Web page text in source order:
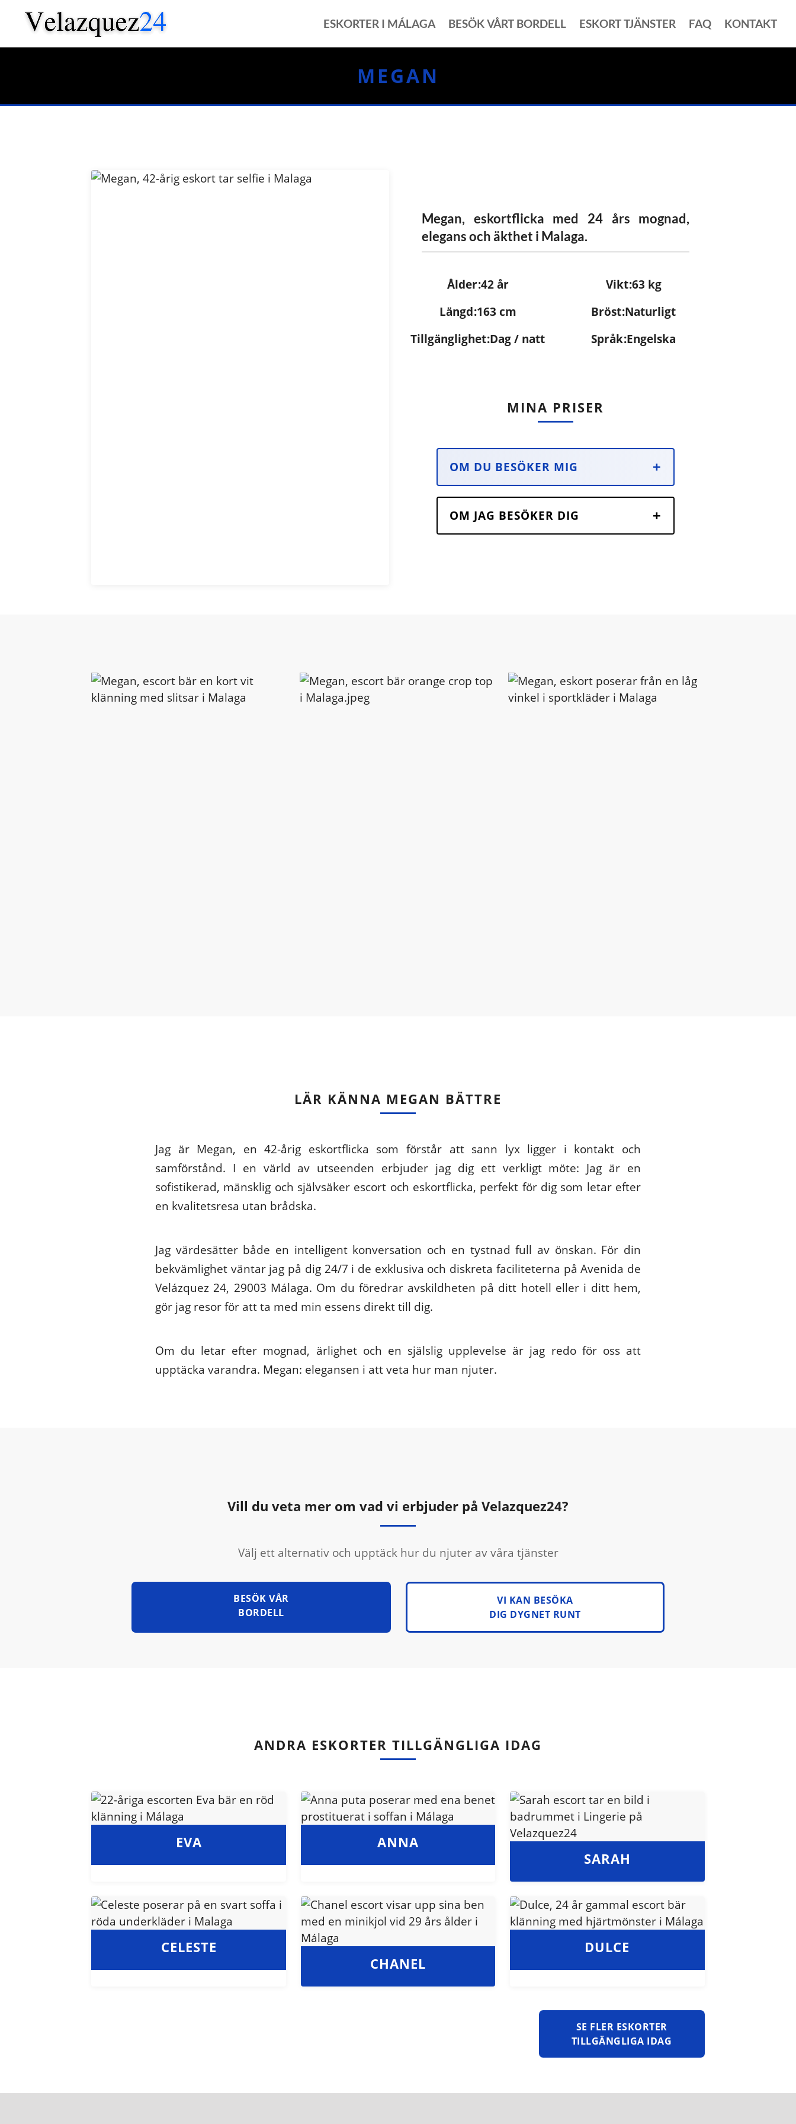
ESKORTER I MÁLAGA BESÖK VÅRT BORDELL ESKORT TJÄNSTER FAQ KONTAKT
MEGAN
Megan, eskortflicka med 24 års mognad,
elegans och äkthet i Malaga.
Ålder 42 år Vikt 63 kg
Längd 163 cm Bröst Naturligt
Tillgänglighet Dag / natt Språk Engelska
MINA PRISER
OM DU BESÖKER MIG
OM JAG BESÖKER DIG
LÄR KÄNNA MEGAN BÄTTRE
Jag är Megan, en 42-årig eskortflicka som förstår att sann lyx ligger i kontakt och
samförstånd. I en värld av utseenden erbjuder jag dig ett verkligt möte: Jag är en
sofistikerad, mänsklig och självsäker escort och eskortflicka, perfekt för dig som letar efter
en kvalitetsresa utan brådska.
Jag värdesätter både en intelligent konversation och en tystnad full av önskan. För din
bekvämlighet väntar jag på dig 24/7 i de exklusiva och diskreta faciliteterna på Avenida de
Velázquez 24, 29003 Málaga. Om du föredrar avskildheten på ditt hotell eller i ditt hem,
gör jag resor för att ta med min essens direkt till dig.
Om du letar efter mognad, ärlighet och en själslig upplevelse är jag redo för oss att
upptäcka varandra. Megan: elegansen i att veta hur man njuter.
Vill du veta mer om vad vi erbjuder på Velazquez24?
Välj ett alternativ och upptäck hur du njuter av våra tjänster
BESÖK VÅR
BORDELL
VI KAN BESÖKA
DIG DYGNET RUNT
ANDRA ESKORTER TILLGÄNGLIGA IDAG
EVA
ANNA
SARAH
CELESTE
CHANEL
DULCE
SE FLER ESKORTER
TILLGÄNGLIGA IDAG